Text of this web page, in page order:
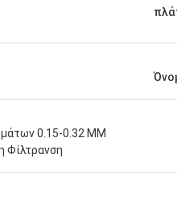
0.15-0.32 MM
Φίλτρανση